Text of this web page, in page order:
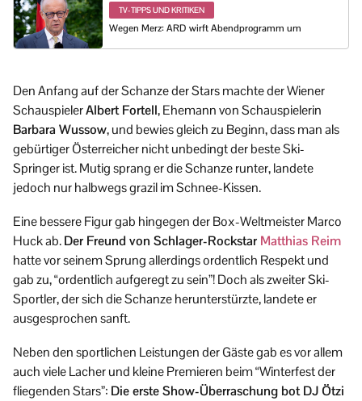
TV-TIPPS UND KRITIKEN
Wegen Merz: ARD wirft Abendprogramm um
Den Anfang auf der Schanze der Stars machte der Wiener
SchauspielerAlbert Fortell, Ehemann von Schauspielerin
Barbara Wussow, und bewies gleich zu Beginn, dass man als
gebürtiger Österreicher nicht unbedingt der beste Ski-
Springer ist. Mutig sprang er die Schanze runter, landete
jedoch nur halbwegs grazil im Schnee-Kissen.
Eine bessere Figur gab hingegen der Box-Weltmeister Marco
Huck ab.Der Freund von Schlager-Rockstar Matthias Reim
hatte vor seinem Sprung allerdings ordentlich Respekt und
gab zu, “ordentlich aufgeregt zu sein”! Doch als zweiter Ski-
Sportler, der sich die Schanze herunterstürzte, landete er
ausgesprochen sanft.
Neben den sportlichen Leistungen der Gäste gab es vor allem
auch viele Lacher und kleine Premieren beim “Winterfest der
fliegenden Stars”: Die erste Show-Überraschung bot DJ Ötzi